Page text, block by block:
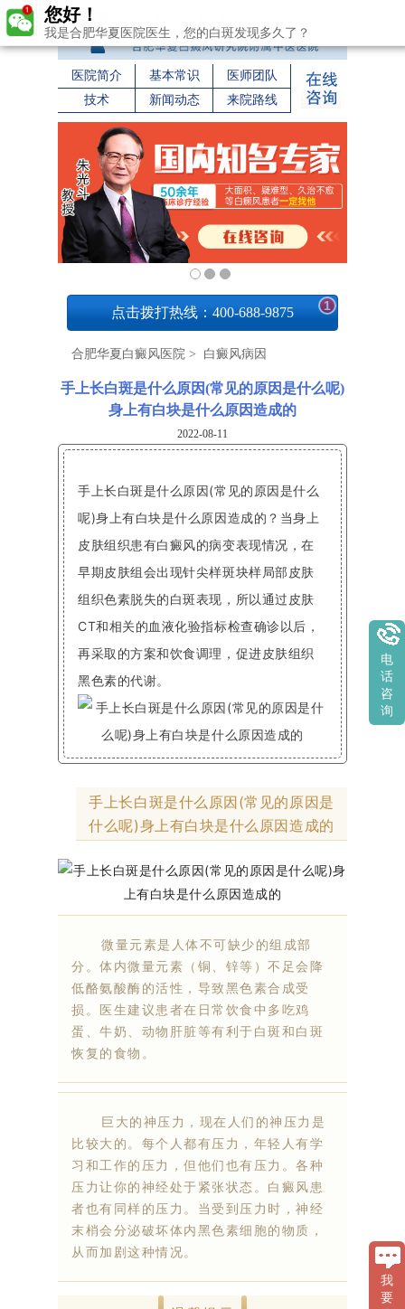
医院简介 基本常识
医师团队
技术
新闻动态 来院路线
点击拨打热线：400-688-9875 1
合肥华夏白癜风医院 > 白癜风病因
手上长白斑是什么原因(常见的原因是什么呢)
身上有白块是什么原因造成的
2022-08-11
手上长白斑是什么原因(常见的原因是什么
呢)身上有白块是什么原因造成的？当身上
皮肤组织患有白癜风的病变表现情况，在
早期皮肤组会出现针尖样斑块样局部皮肤
组织色素脱失的白斑表现，所以通过皮肤
CT和相关的血液化验指标检查确诊以后，
再采取的方案和饮食调理，促进皮肤组织
黑色素的代谢。
手上长白斑是什么原因(常见的原因是
什么呢)身上有白块是什么原因造成的
微量元素是人体不可缺少的组成部
分。体内微量元素（铜、锌等）不足会降
低酪氨酸酶的活性，导致黑色素合成受
损。医生建议患者在日常饮食中多吃鸡
蛋、牛奶、动物肝脏等有利于白斑和白斑
恢复的食物。
巨大的神压力，现在人们的神压力是
比较大的。每个人都有压力，年轻人有学
习和工作的压力，但他们也有压力。各种
压力让你的神经处于紧张状态。白癜风患
者也有同样的压力。当受到压力时，神经
末梢会分泌破坏体内黑色素细胞的物质，
从而加剧这种情况。
您好！
我是合肥华夏医院医生，您的白斑发现多久了？
我
要
电
话
咨
询